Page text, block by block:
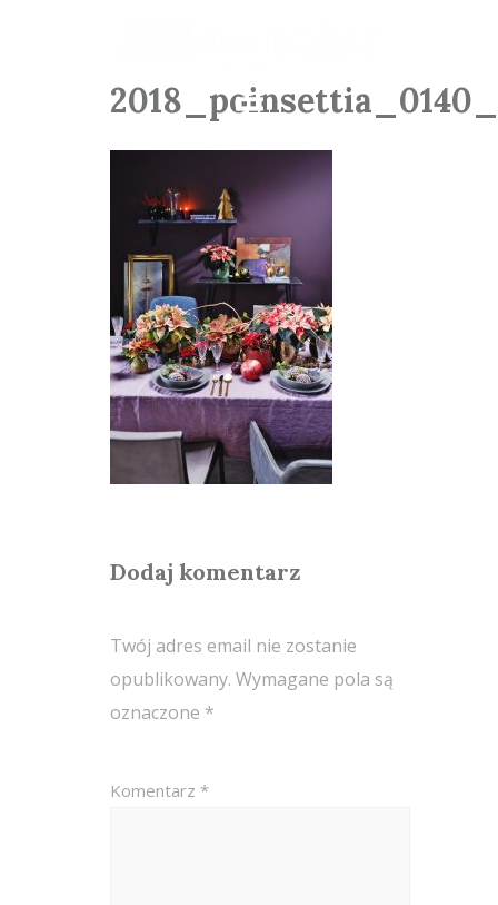
Dodaj komentarz
Twój adres email nie zostanie
opublikowany. Wymagane pola są
oznaczone *
Komentarz *